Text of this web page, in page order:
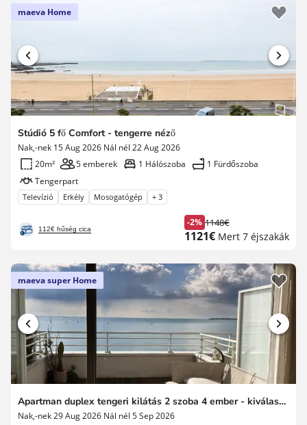
maeva Home
Stúdió 5 fő Comfort - tengerre néző
Nak,-nek 15 Aug 2026 Nál nél 22 Aug 2026
20m²
5 emberek 1 Hálószoba
1 Fürdőszoba
Tengerpart
Televízió Erkély Mosogatógép + 3
112€ hűség cica
-2%
Korábbi
díj
1148€
Új
1121€ Mert 7 éjszakák
maeva super Home
Apartman duplex tengeri kilátás 2 szoba 4 ember - kiválasztás - szuper otthon
Nak,-nek 29 Aug 2026 Nál nél 5 Sep 2026